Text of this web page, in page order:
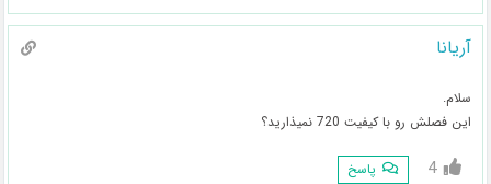
آریانا
سلام.
این فصلش رو با کیفیت 720 نمیذارید؟
4 پاسخ